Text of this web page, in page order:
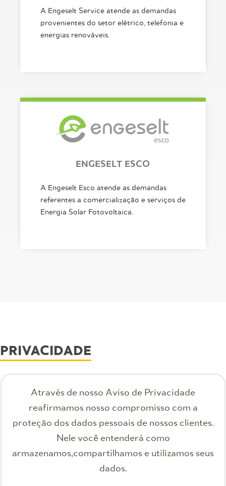
A Engeselt Service atende as demandas
provenientes do setor elétrico, telefonia e
energias renováveis.
ENGESELT ESCO
A Engeselt Esco atende as demandas
referentes a comercialização e serviços de
Energia Solar Fotovoltaica.
PRIVACIDADE
Através de nosso Aviso de Privacidade
reafirmamos nosso compromisso com a
proteção dos dados pessoais de nossos clientes.
Nele você entenderá como
armazenamos,compartilhamos e utilizamos seus
dados.